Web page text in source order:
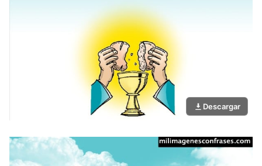
Descargar